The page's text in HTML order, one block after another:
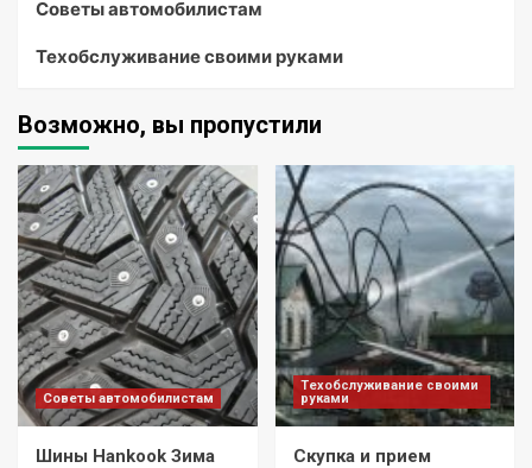
Советы автомобилистам
Техобслуживание своими руками
Возможно, вы пропустили
Советы автомобилистам
Шины Hankook Зима
Техобслуживание своими
руками
Скупка и прием